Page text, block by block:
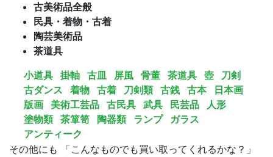
古美術品全般
民具・着物・古着
陶芸美術品
茶道具
小道具 掛軸 古皿 屏風 骨董 茶道具 壺
刀剣
古ダンス
着物 古着 刀剣類 古銭 古本
日本画
版画
美術工芸品 古民具 武具 民芸品
人形
塗物類 茶箪笥 陶器類 ランプ
ガラス
アンティーク
その他にも 「こんなものでも買い取ってくれるかな？」